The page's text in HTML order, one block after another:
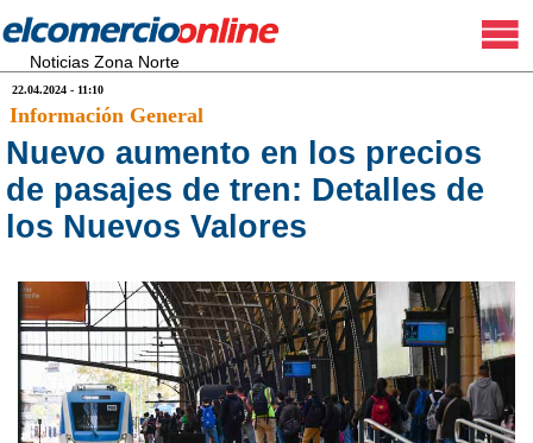
Noticias Zona Norte
22.04.2024 - 11:10
Información General
Nuevo aumento en los precios
de pasajes de tren: Detalles de
los Nuevos Valores